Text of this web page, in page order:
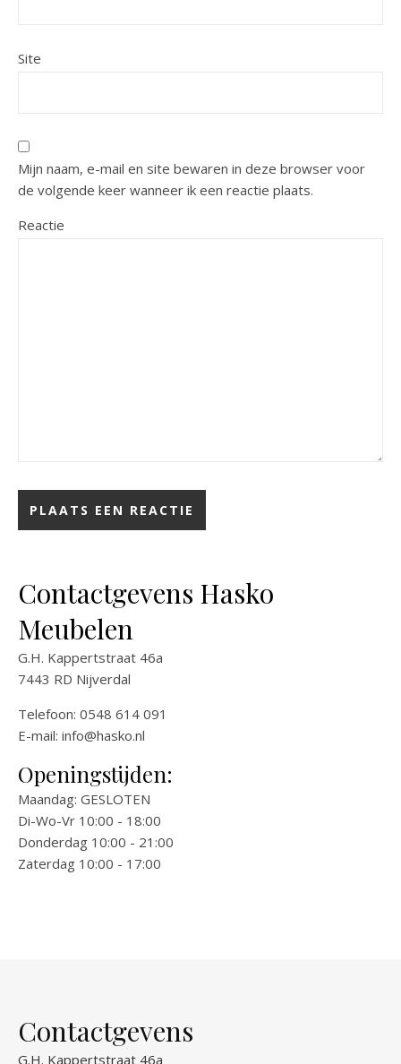
Site
Mijn naam, e-mail en site bewaren in deze browser voor
de volgende keer wanneer ik een reactie plaats.
Reactie
Contactgevens Hasko
Meubelen
G.H. Kappertstraat 46a
7443 RD Nijverdal
Telefoon: 0548 614 091
E-mail: info@hasko.nl
Openingstijden:
Maandag: GESLOTEN
Di-Wo-Vr 10:00 - 18:00
Donderdag 10:00 - 21:00
Zaterdag 10:00 - 17:00
Contactgevens
G.H. Kappertstraat 46a